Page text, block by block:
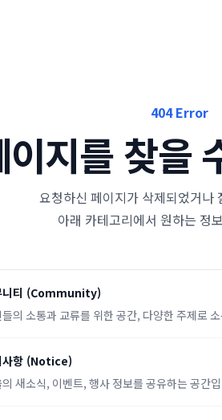
404 Error
이지를 찾을
요청하신 페이지가 삭제되었거나
아래 카테고리에서 원하는 정
티 (Community)
의 소통과 교류를 위한 공간, 다양한 주제로
항 (Notice)
의 새소식, 이벤트, 행사 정보를 공유하는 공간